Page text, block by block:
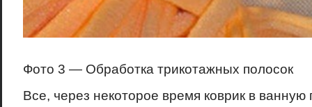
Фото 3 — Обработка трикотажных полосок
Все, через некоторое время коврик в ванную